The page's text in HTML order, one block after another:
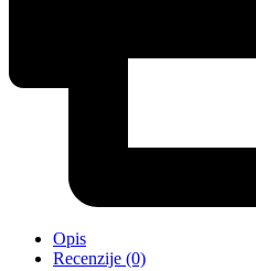
Opis
Recenzije (0)